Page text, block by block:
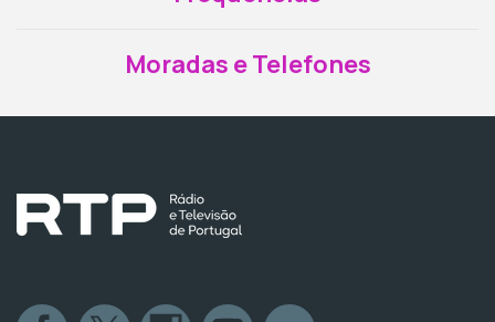
Moradas e Telefones